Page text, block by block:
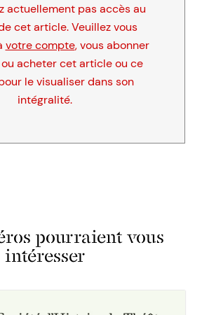
actuellement pas accès au
cet article. Veuillez vous
votre compte, vous abonner
ou acheter cet article ou ce
le visualiser dans son
intégralité.
pourraient vous
intéresser